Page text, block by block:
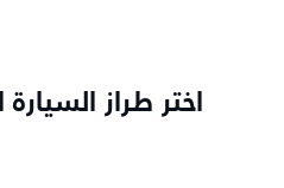
اختر طراز